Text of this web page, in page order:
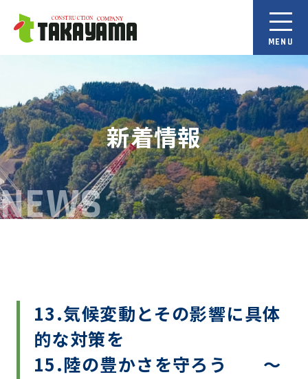
新着情報
NEWS
13.気候変動とその影響に具体
的な対策を
15.陸の豊かさを守ろう ～